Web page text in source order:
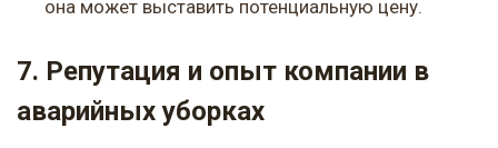
она может выставить потенциальную цену.
7. Репутация и опыт компании в
аварийных уборках